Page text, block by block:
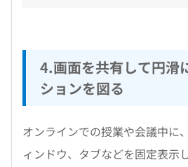
4.画面を共有して円滑
ションを図る
オンラインでの授業や会議中に
ィンドウ、タブなどを固定表示